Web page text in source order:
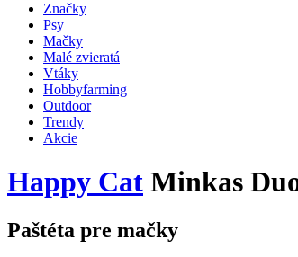
Značky
Psy
Mačky
Malé zvieratá
Vtáky
Hobbyfarming
Outdoor
Trendy
Akcie
Happy Cat Minkas
Paštéta pre mačky